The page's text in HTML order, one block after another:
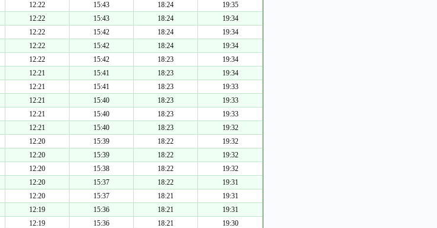
12:22 15:43 18:24
19:35
12:22 15:43 18:24
19:34
12:22 15:42 18:24
19:34
12:22 15:42 18:24
19:34
12:22 15:42 18:23
19:34
12:21 15:41 18:23
19:34
12:21 15:41 18:23
19:33
12:21 15:40 18:23
19:33
12:21 15:40 18:23
19:33
12:21 15:40 18:23
19:32
12:20 15:39 18:22
19:32
12:20 15:39 18:22
19:32
12:20 15:38 18:22
19:32
12:20 15:37 18:22
19:31
12:20 15:37 18:21
19:31
12:19 15:36 18:21
19:31
12:19 15:36 18:21
19:30